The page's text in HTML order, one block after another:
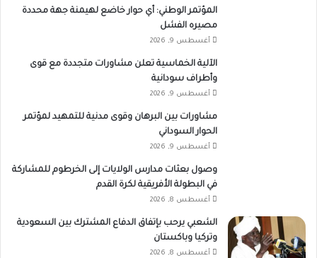
المؤتمر الوطني: أي حوار خاضع لهيمنة جهة محددة
مصيره الفشل
أغسطس 9, 2026
الآلية الخماسية تعلن مشاورات متجددة مع قوى
وأطراف سودانية
أغسطس 9, 2026
مشاورات بين البرهان وقوى مدنية للتمهيد لمؤتمر
الحوار السوداني
أغسطس 9, 2026
وصول بعثات مدارس الولايات إلى الخرطوم للمشاركة
في البطولة الأفريقية لكرة القدم
أغسطس 8, 2026
الشعبي يرحب بإتفاق الدفاع المشترك بين السعودية
وتركيا وباكستان
أغسطس 8, 2026